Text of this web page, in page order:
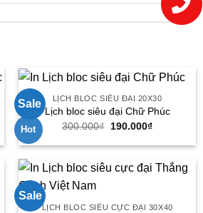
Sale
Hot
LỊCH BLOC SIÊU ĐẠI 20X30
Lịch bloc siêu đại Chữ Phúc
300.000₫ Giá
là:
190.000₫Giá
tại
190.000₫.
Sale
LỊCH BLOC SIÊU CỰC ĐẠI 30X40